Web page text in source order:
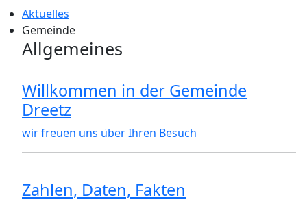
Aktuelles
Gemeinde
Allgemeines
Willkommen in der Gemeinde
Dreetz
wir freuen uns über Ihren Besuch
Zahlen, Daten, Fakten